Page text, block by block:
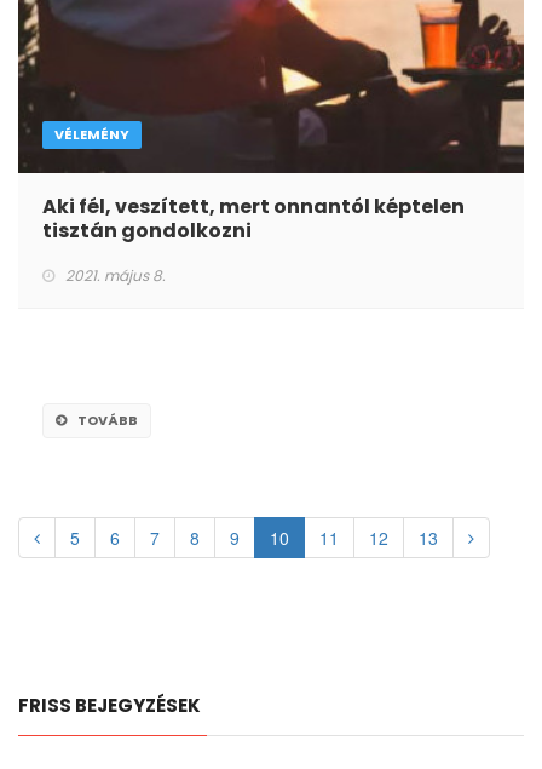
VÉLEMÉNY
Aki fél, veszített, mert onnantól képtelen
tisztán gondolkozni
2021. május 8.
TOVÁBB
5 6 7 8 9 10 11 12 13
FRISS BEJEGYZÉSEK